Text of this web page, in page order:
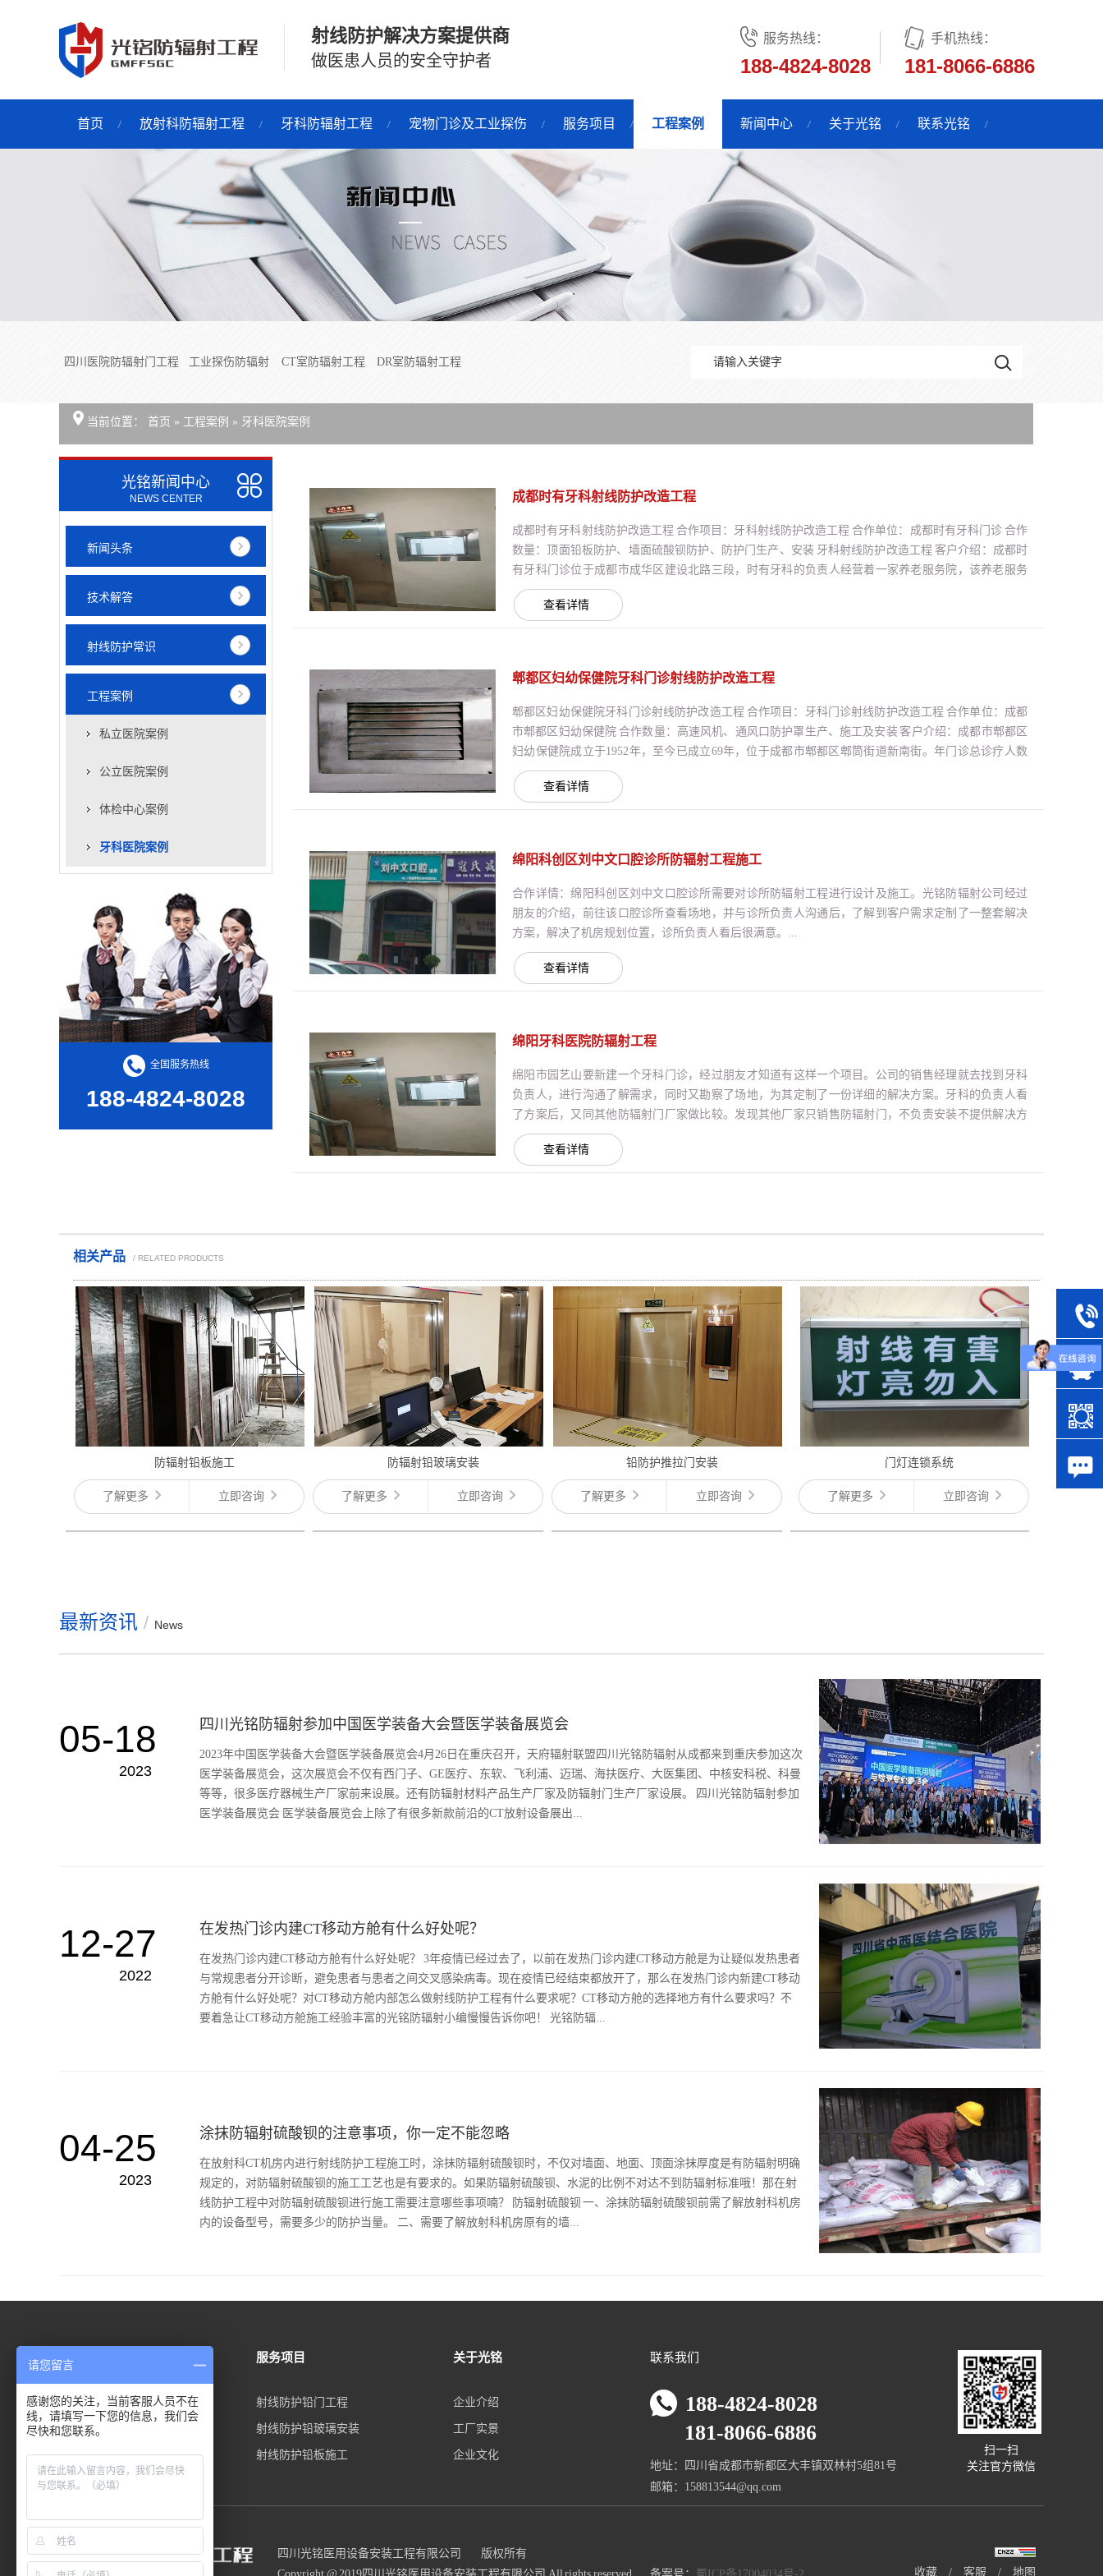
射线防护解决方案提供商
做医患人员的安全守护者
服务热线：
188-4824-8028
手机热线：
181-8066-6886
首页 放射科防辐射工程 牙科防辐射工程 宠物门诊及工业探伤 服务项目 工程案例 新闻中心 关于光铭 联系光铭
四川医院防辐射门工程 工业探伤防辐射 CT室防辐射工程 DR室防辐射工程
当前位置： 首页 » 工程案例 » 牙科医院案例
成都时有牙科射线防护改造工程
成都时有牙科射线防护改造工程 合作项目：牙科射线防护改造工程 合作单位：成都时有牙科门诊 合作
数量：顶面铅板防护、墙面硫酸钡防护、防护门生产、安装 牙科射线防护改造工程 客户介绍：成都时
有牙科门诊位于成都市成华区建设北路三段，时有牙科的负责人经营着一家养老服务院，该养老服务
院成立于2017年，虽然公司成立短短4年，但不知为多少无人照看的老人服务过，有多少老人在他们的
照顾下享受到了晚年的幸福与快乐。 合作详情：成都时有牙科负责人于2021年4月经过朋友的介绍找到
查看详情
郫都区妇幼保健院牙科门诊射线防护改造工程
郫都区妇幼保健院牙科门诊射线防护改造工程 合作项目：牙科门诊射线防护改造工程 合作单位：成都
市郫都区妇幼保健院 合作数量：高速风机、通风口防护罩生产、施工及安装 客户介绍：成都市郫都区
妇幼保健院成立于1952年，至今已成立69年，位于成都市郫都区郫筒街道新南街。年门诊总诊疗人数
达到46余万人次，住院1.3余万人次。该院设有妇幼保健部、儿童保健部、孕产保健部、计划生育技术
服务部、产科、妇科、儿科、内科、外科、口腔科、眼耳鼻咽喉科、乳腺保健、乳腺外科、青春期保
查看详情
绵阳科创区刘中文口腔诊所防辐射工程施工
合作详情：绵阳科创区刘中文口腔诊所需要对诊所防辐射工程进行设计及施工。光铭防辐射公司经过
朋友的介绍，前往该口腔诊所查看场地，并与诊所负责人沟通后，了解到客户需求定制了一整套解决
方案，解决了机房规划位置，诊所负责人看后很满意。...
查看详情
绵阳牙科医院防辐射工程
绵阳市园艺山要新建一个牙科门诊，经过朋友才知道有这样一个项目。公司的销售经理就去找到牙科
负责人，进行沟通了解需求，同时又勘察了场地，为其定制了一份详细的解决方案。牙科的负责人看
了方案后，又同其他防辐射门厂家做比较。发现其他厂家只销售防辐射门，不负责安装不提供解决方
案。对比结束后还是选择与我公司签定了合作协议。...
查看详情
光铭新闻中心
NEWS CENTER
新闻头条
技术解答
射线防护常识
工程案例
私立医院案例
公立医院案例
体检中心案例
牙科医院案例
全国服务热线
188-4824-8028
相关产品 / RELATED PRODUCTS
防辐射铅板施工
了解更多 立即咨询
防辐射铅玻璃安装
了解更多 立即咨询
铅防护推拉门安装
了解更多 立即咨询
门灯连锁系统
了解更多 立即咨询
最新资讯 / News
05-18
2023
四川光铭防辐射参加中国医学装备大会暨医学装备展览会
2023年中国医学装备大会暨医学装备展览会4月26日在重庆召开，天府辐射联盟四川光铭防辐射从成都来到重庆参加这次
医学装备展览会，这次展览会不仅有西门子、GE医疗、东软、飞利浦、迈瑞、海扶医疗、大医集团、中核安科税、科曼
等等，很多医疗器械生产厂家前来设展。还有防辐射材料产品生产厂家及防辐射门生产厂家设展。 四川光铭防辐射参加
医学装备展览会 医学装备展览会上除了有很多新款前沿的CT放射设备展出...
12-27
2022
在发热门诊内建CT移动方舱有什么好处呢？
在发热门诊内建CT移动方舱有什么好处呢？ 3年疫情已经过去了，以前在发热门诊内建CT移动方舱是为让疑似发热患者
与常规患者分开诊断，避免患者与患者之间交叉感染病毒。现在疫情已经结束都放开了，那么在发热门诊内新建CT移动
方舱有什么好处呢？对CT移动方舱内部怎么做射线防护工程有什么要求呢？CT移动方舱的选择地方有什么要求吗？不
要着急让CT移动方舱施工经验丰富的光铭防辐射小编慢慢告诉你吧！ 光铭防辐...
04-25
2023
涂抹防辐射硫酸钡的注意事项，你一定不能忽略
在放射科CT机房内进行射线防护工程施工时，涂抹防辐射硫酸钡时，不仅对墙面、地面、顶面涂抹厚度是有防辐射明确
规定的，对防辐射硫酸钡的施工工艺也是有要求的。如果防辐射硫酸钡、水泥的比例不对达不到防辐射标准哦！那在射
线防护工程中对防辐射硫酸钡进行施工需要注意哪些事项喃？ 防辐射硫酸钡 一、涂抹防辐射硫酸钡前需了解放射科机房
内的设备型号，需要多少的防护当量。 二、需要了解放射科机房原有的墙...
方案中心
医院防辐射工程
放射科防辐射工程
牙科门诊防辐射工程
服务项目
射线防护铅门工程
射线防护铅玻璃安装
射线防护铅板施工
关于光铭
企业介绍
工厂实景
企业文化
联系我们
188-4824-8028
181-8066-6886
地址：四川省成都市新都区大丰镇双林村5组81号
邮箱：158813544@qq.com
扫一扫
关注官方微信
四川光铭医用设备安装工程有限公司
版权所有
收藏 / 客服 / 地图




请您留言
感谢您的关注，当前客服人员不在
线，请填写一下您的信息，我们会
尽快和您联系。